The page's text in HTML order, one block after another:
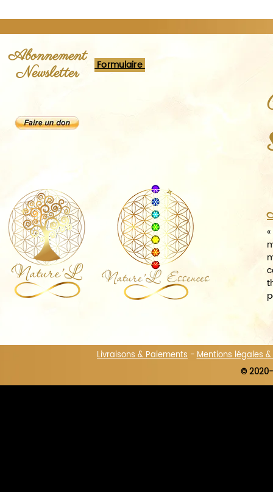
Abonnement
Newsletter
Formulaire
Livraisons & Paiements -Mentions légales &
© 2020-